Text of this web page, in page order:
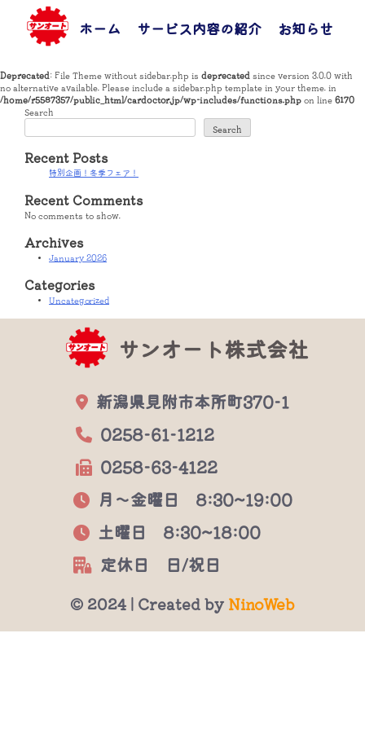
content
ホーム サービス内容の紹介 お知らせ
Deprecated : File Theme without sidebar.php is deprecated since version 3.0.0 with
no alternative available. Please include a sidebar.php template in your theme. in
/home/r5587357/public_html/cardoctor.jp/wp-includes/functions.php on line 6170
Search
Search
Recent Posts
特別企画！冬季フェア！
Recent Comments
No comments to show.
Archives
January 2026
Categories
Uncategorized
サンオート株式会社
新潟県見附市本所町370-1
0258-61-1212
0258-63-4122
月～金曜日 8:30~19:00
土曜日 8:30~18:00
定休日 日/祝日
© 2024 | Created by NinoWeb